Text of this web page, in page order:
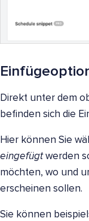
Direkt unter dem
befinden sich die
Hier können Sie
eingefügtwerden
möchten, wo und
erscheinen sollen.
Sie können